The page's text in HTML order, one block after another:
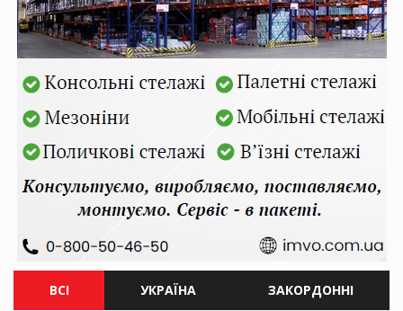
ВСІ УКРАЇНА ЗАКОРДОННІ